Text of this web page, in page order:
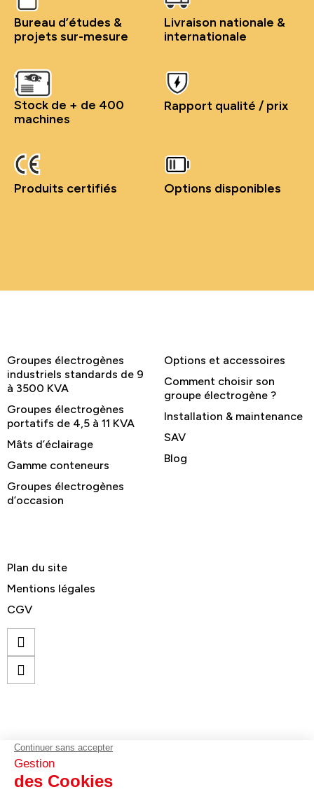
Bureau d’études &
projets sur-mesure
Livraison nationale &
internationale
Stock de + de 400
machines
Rapport qualité / prix
Produits certifiés Options disponibles
Groupes électrogènes
industriels standards de 9
à 3500 KVA
Groupes électrogènes
portatifs de 4,5 à 11 KVA
Mâts d’éclairage
Gamme conteneurs
Groupes électrogènes
d’occasion
Options et accessoires
Comment choisir son
groupe électrogène ?
Installation & maintenance
SAV
Blog
Plan du site
Mentions légales
CGV
© GELEC Energy - Tous droits réservés
contact@gelecenergy.com
02 96 70 75 75